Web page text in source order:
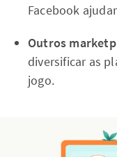
Facebook
Outros
diversificar as
jogo.